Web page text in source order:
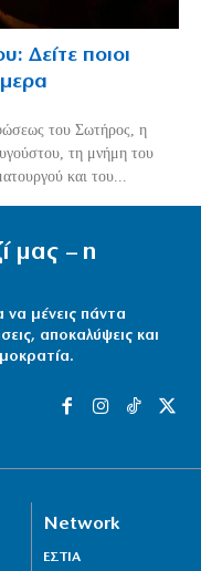
Δείτε ποιοι
του Σωτήρος, η
τη μνήμη του
και του...
μας – η
μένεις πάντα
αποκαλύψεις και
Network
ΕΣΤΙΑ